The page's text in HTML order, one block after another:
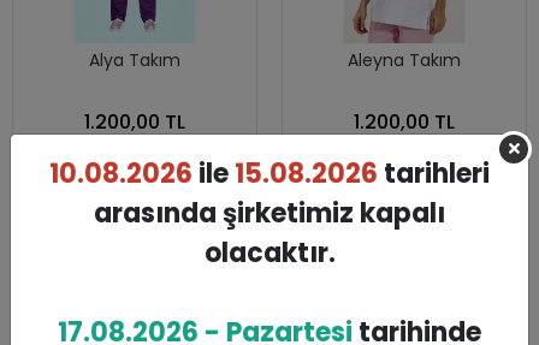
Alya Takım
1.200,00 TL
SEPETE EKLE
Aleyna Takım
1.200,00 TL
SEPETE EKLE
10.08.2026 ile15.08.2026 tarihleri
arasında şirketimiz kapalı
olacaktır.
17.08.2026 - Pazartesi tarihinde